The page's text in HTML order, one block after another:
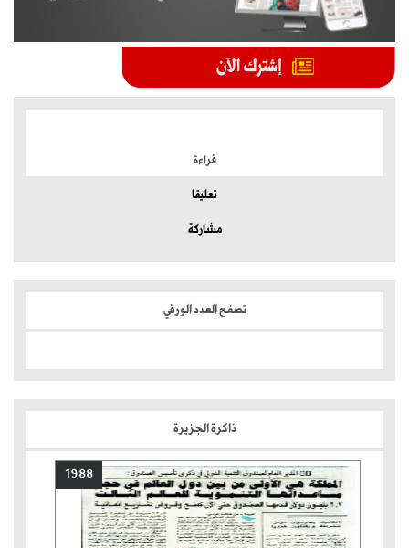
قراءة
تعليقا
مشاركة
تصفح العدد الورقي
ذاكرة الجزيرة
1988